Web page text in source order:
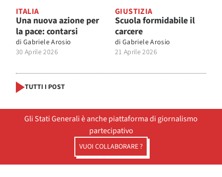
ITALIA
Una nuova azione per
la pace: contarsi
di Gabriele Arosio
30 Aprile 2026
GIUSTIZIA
Scuola formidabile il
carcere
di Gabriele Arosio
21 Aprile 2026
TUTTI I POST
Gli Stati Generali è anche piattaforma di giornalismo
partecipativo
VUOI COLLABORARE ?